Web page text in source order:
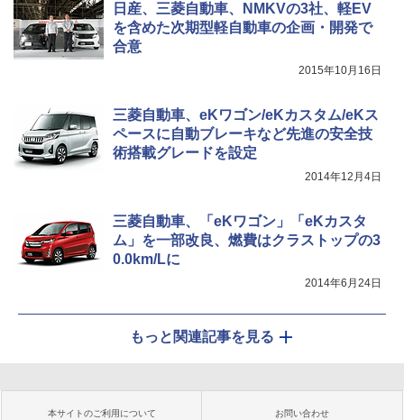
日産、三菱自動車、NMKVの3社、軽EV
を含めた次期型軽自動車の企画・開発で
合意
2015年10月16日
三菱自動車、eKワゴン/eKカスタム/eKス
ペースに自動ブレーキなど先進の安全技
術搭載グレードを設定
2014年12月4日
三菱自動車、「eKワゴン」「eKカスタ
ム」を一部改良、燃費はクラストップの3
0.0km/Lに
2014年6月24日
もっと関連記事を見る
本サイトのご利用について お問い合わせ